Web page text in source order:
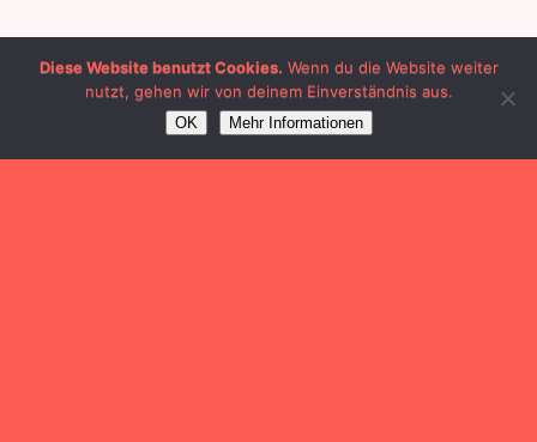
Diese Website benutzt Cookies. Wenn du die Website weiter
nutzt, gehen wir von deinem Einverständnis aus.
OK Mehr Informationen